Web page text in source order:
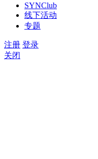
SYNClub
线下活动
专题
注册 登录
关闭
Skillver：AI人才需
随身WiFi选购避坑
网易有道 LobsterAI
VITURE 五周年巨